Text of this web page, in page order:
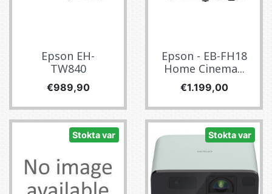
Epson EH-
TW840
Fiyat
€989,90
Epson - EB-FH18
Home Cinema...
Fiyat
€1.199,00
Stokta var Stokta var